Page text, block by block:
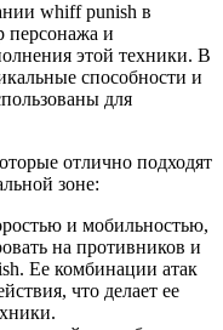
whiff punish в
персонажа и
этой техники. В
способности и
для
отлично подходят
зоне:
и мобильностью,
на противников и
Ее комбинации атак
что делает ее